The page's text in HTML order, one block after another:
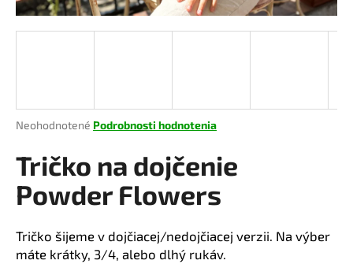
Priemerné
produktu
0,0
z
hviezdičiek.
Neohodnotené Podrobnosti hodnotenia
Tričko na dojčenie
Powder Flowers
Tričko šijeme v dojčiacej/nedojčiacej verzii. Na výber
máte krátky, 3/4, alebo dlhý rukáv.
á
O